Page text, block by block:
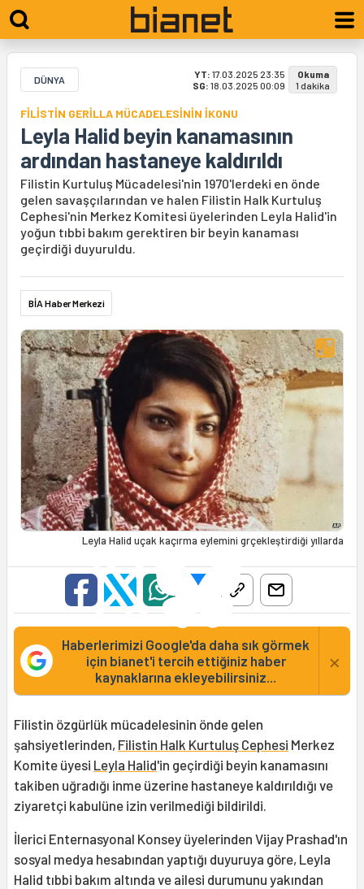
DÜNYA YT: 17.03.2025 23:35
SG: 18.03.2025 00:09
Okuma
1 dakika
FİLİSTİN GERİLLA MÜCADELESİNİN İKONU
Leyla Halid beyin kanamasının
ardından hastaneye kaldırıldı
Filistin Kurtuluş Mücadelesi'nin 1970'lerdeki en önde
gelen savaşçılarından ve halen Filistin Halk Kurtuluş
Cephesi'nin Merkez Komitesi üyelerinden Leyla Halid'in
yoğun tıbbi bakım gerektiren bir beyin kanaması
geçirdiği duyuruldu.
BİA Haber Merkezi
Leyla Halid uçak kaçırma eylemini grçekleştirdiği yıllarda
Haberlerimizi Google'da daha sık görmek
için bianet'i tercih ettiğiniz haber
kaynaklarına ekleyebilirsiniz...
×
Filistin özgürlük mücadelesinin önde gelen
şahsiyetlerinden, Filistin Halk Kurtuluş Cephesi Merkez
Komite üyesi Leyla Halid'in geçirdiği beyin kanamasını
takiben uğradığı inme üzerine hastaneye kaldırıldığı ve
ziyaretçi kabulüne izin verilmediği bildirildi.
İlerici Enternasyonal Konsey üyelerinden Vijay Prashad'ın
sosyal medya hesabından yaptığı duyuruya göre, Leyla
Halid tıbbi bakım altında ve ailesi durumunu yakından